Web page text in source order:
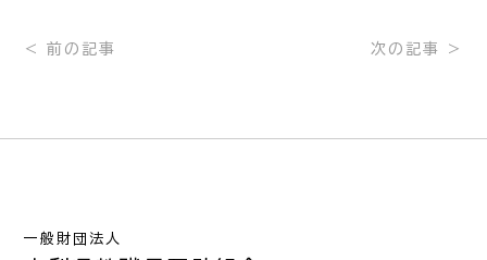
< 前の記事 次の記事 >
一般財団法人